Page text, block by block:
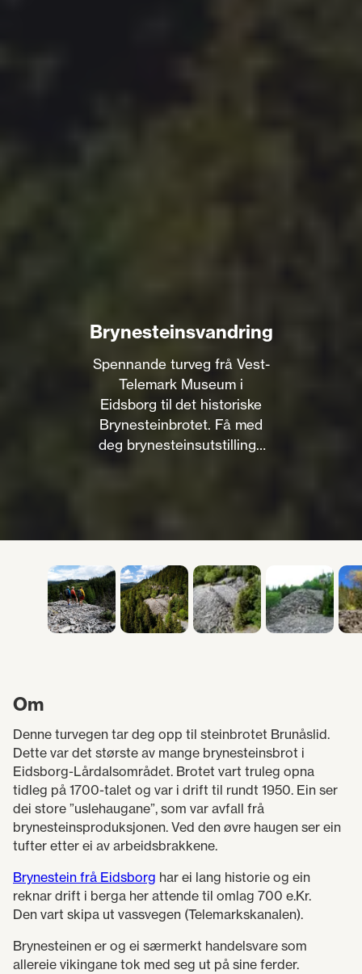
Brynesteinsvandring
Spennande turveg frå Vest-
Telemark Museum i
Eidsborg til det historiske
Brynesteinbrotet. Få med
deg brynesteinsutstillinga
Om
Denne turvegen tar deg opp til steinbrotet Brunåslid.
Dette var det største av mange brynesteinsbrot i
Eidsborg-Lårdalsområdet. Brotet vart truleg opna
tidleg på 1700-talet og var i drift til rundt 1950. Ein ser
dei store ”uslehaugane”, som var avfall frå
brynesteinsproduksjonen. Ved den øvre haugen ser ein
tufter etter ei av arbeidsbrakkene.
Brynestein frå Eidsborg har ei lang historie og ein
reknar drift i berga her attende til omlag 700 e.Kr.
Den vart skipa ut vassvegen (Telemarkskanalen).
Brynesteinen er og ei særmerkt handelsvare som
allereie vikingane tok med seg ut på sine ferder.